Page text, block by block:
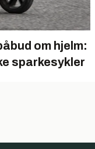
om hjelm:
sparkesykler